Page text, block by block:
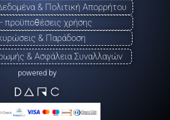
& Πολιτική Απορρήτου
προϋποθέσεις χρήσης
& Παράδοση
& Ασφάλεια Συναλλαγών
powered by